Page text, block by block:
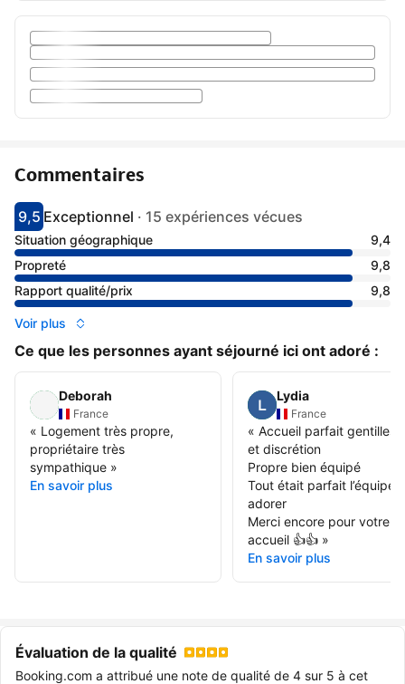
Commentaires
Avec une note de 9.5
9,5
exceptionnel
Exceptionnel · 15 expériences vécues
Situation géographique
9,4
Propreté
9,8
Rapport qualité/prix
9,8
Voir plus
Ce que les personnes ayant séjourné ici ont adoré :
Deborah
France
« Logement très propre,
propriétaire très
sympathique »
En savoir plus
Lydia
France
« Accueil parfait
et discrétion
Propre bien équipé
Tout était parfait l’équipe a
adorer
Merci encore pour votre
accueil 👍👍»
En savoir plus
Évaluation de la qualité
Booking.com a attribué une note de qualité de 4 sur 5 à cet